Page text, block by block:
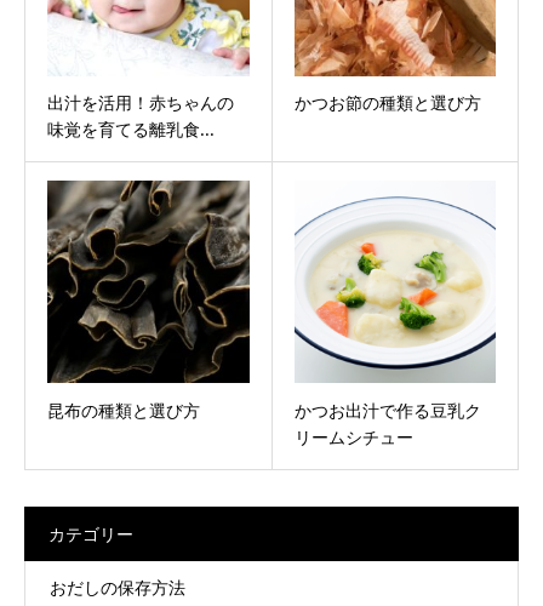
出汁を活用！赤ちゃんの
味覚を育てる離乳食...
かつお節の種類と選び方
昆布の種類と選び方
かつお出汁で作る豆乳ク
リームシチュー
カテゴリー
おだしの保存方法